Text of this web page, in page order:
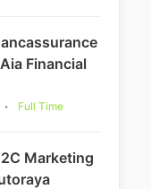
Financial
Full Time
Marketing